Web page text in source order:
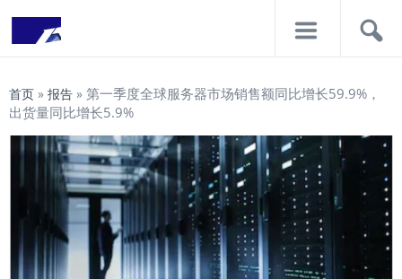
首页 » 报告 » 第一季度全球服务器市场销售额同比增长59.9%，
出货量同比增长5.9%